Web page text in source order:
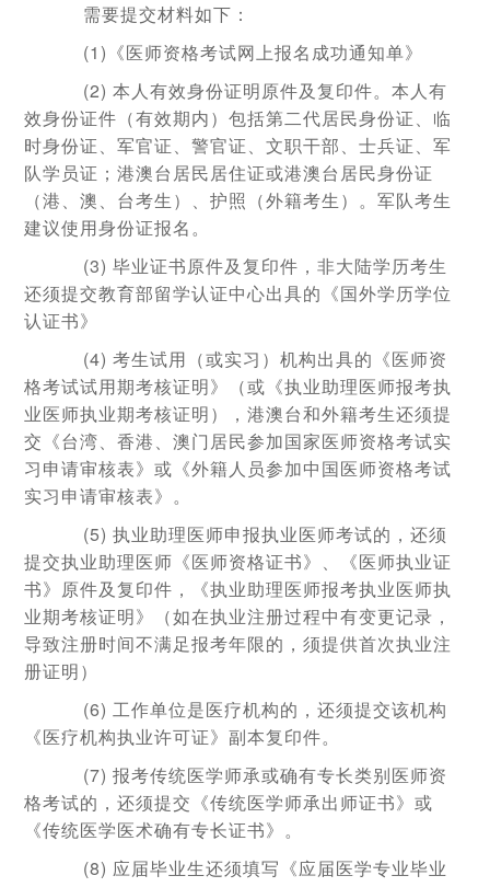
需要提交材料如下：
(1)《医师资格考试网上报名成功通知单》
(2) 本人有效身份证明原件及复印件。本人有
效身份证件（有效期内）包括第二代居民身份证、临
时身份证、军官证、警官证、文职干部、士兵证、军
队学员证；港澳台居民居住证或港澳台居民身份证
（港、澳、台考生）、护照（外籍考生）。军队考生
建议使用身份证报名。
(3) 毕业证书原件及复印件，非大陆学历考生
还须提交教育部留学认证中心出具的《国外学历学位
认证书》
(4) 考生试用（或实习）机构出具的《医师资
格考试试用期考核证明》（或《执业助理医师报考执
业医师执业期考核证明），港澳台和外籍考生还须提
交《台湾、香港、澳门居民参加国家医师资格考试实
习申请审核表》或《外籍人员参加中国医师资格考试
实习申请审核表》。
(5) 执业助理医师申报执业医师考试的，还须
提交执业助理医师《医师资格证书》、《医师执业证
书》原件及复印件，《执业助理医师报考执业医师执
业期考核证明》（如在执业注册过程中有变更记录，
导致注册时间不满足报考年限的，须提供首次执业注
册证明）
(6) 工作单位是医疗机构的，还须提交该机构
《医疗机构执业许可证》副本复印件。
(7) 报考传统医学师承或确有专长类别医师资
格考试的，还须提交《传统医学师承出师证书》或
《传统医学医术确有专长证书》。
(8) 应届毕业生还须填写《应届医学专业毕业